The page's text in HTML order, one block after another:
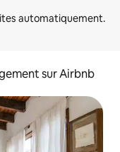
sur Airbnb